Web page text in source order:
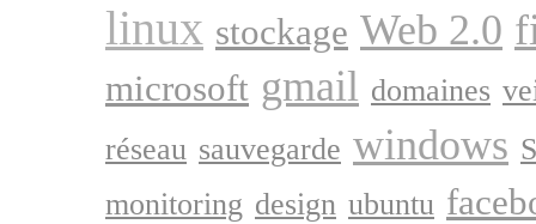
linux stockage Web 2.0
microsoft gmail domaines
réseau sauvegarde windows
monitoring design ubuntu